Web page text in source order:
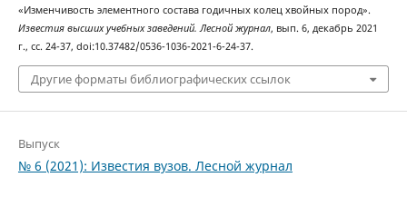
«Изменчивость элементного состава годичных колец хвойных пород».
Известия высших учебных заведений. Лесной журнал, вып. 6, декабрь 2021
г., сс. 24-37, doi:10.37482/0536-1036-2021-6-24-37.
Другие форматы библиографических ссылок
Выпуск
№ 6 (2021): Известия вузов. Лесной журнал